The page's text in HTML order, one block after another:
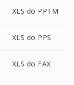
XLS do PPTM
XLS do PPS
XLS do FAX